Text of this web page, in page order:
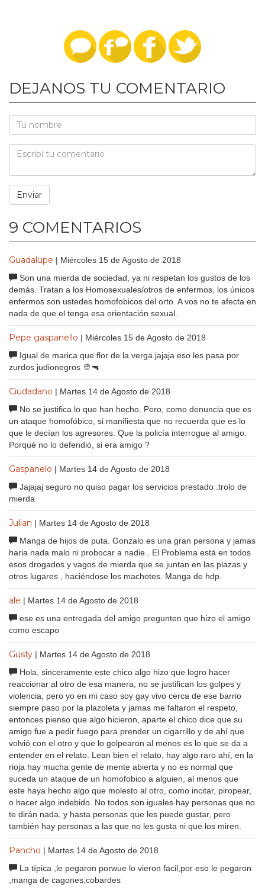
DEJANOS TU COMENTARIO
9 COMENTARIOS
Guadalupe | Miércoles 15 de Agosto de 2018
Son una mierda de sociedad, ya ni respetan los gustos de los
demás. Tratan a los Homosexuales/otros de enfermos, los únicos
enfermos son ustedes homofobicos del orto. A vos no te afecta en
nada de que el tenga esa orientación sexual.
Pepe gaspanello | Miércoles 15 de Agosto de 2018
Igual de marica que flor de la verga jajaja eso les pasa por
zurdos judionegros 👳🔫
Ciudadano | Martes 14 de Agosto de 2018
No se justifica lo que han hecho. Pero, como denuncia que es
un ataque homofóbico, si manifiesta que no recuerda que es lo
que le decían los agresores. Que la policía interrogue al amigo.
Porqué no lo defendió, si era amigo ?
Gaspanelo | Martes 14 de Agosto de 2018
Jajajaj seguro no quiso pagar los servicios prestado .trolo de
mierda
Julian | Martes 14 de Agosto de 2018
Manga de hijos de puta. Gonzalo es una gran persona y jamas
haria nada malo ni probocar a nadie.. El Problema está en todos
esos drogados y vagos de mierda que se juntan en las plazas y
otros lugares , haciéndose los machotes. Manga de hdp.
ale | Martes 14 de Agosto de 2018
ese es una entregada del amigo pregunten que hizo el amigo
como escapo
Gusty | Martes 14 de Agosto de 2018
Hola, sinceramente este chico algo hizo que logro hacer
reaccionar al otro de esa manera, no se justifican los golpes y
violencia, pero yo en mi caso soy gay vivo cerca de ese barrio
siempre paso por la plazoleta y jamas me faltaron el respeto,
entonces pienso que algo hicieron, aparte el chico dice que su
amigo fue a pedir fuego para prender un cigarrillo y de ahí que
volvió con el otro y que lo golpearon al menos es lo que se da a
entender en el relato. Lean bien el relato, hay algo raro ahí, en la
rioja hay mucha gente de mente abierta y no es normal que
suceda un ataque de un homofobico a alguien, al menos que
este haya hecho algo que molesto al otro, como incitar, piropear,
o hacer algo indebido. No todos son iguales hay personas que no
te dirán nada, y hasta personas que les puede gustar, pero
también hay personas a las que no les gusta ni que los miren.
Pancho | Martes 14 de Agosto de 2018
La típica ,le pegaron porwue lo vieron facil,por eso le pegaron
,manga de cagones,cobardes